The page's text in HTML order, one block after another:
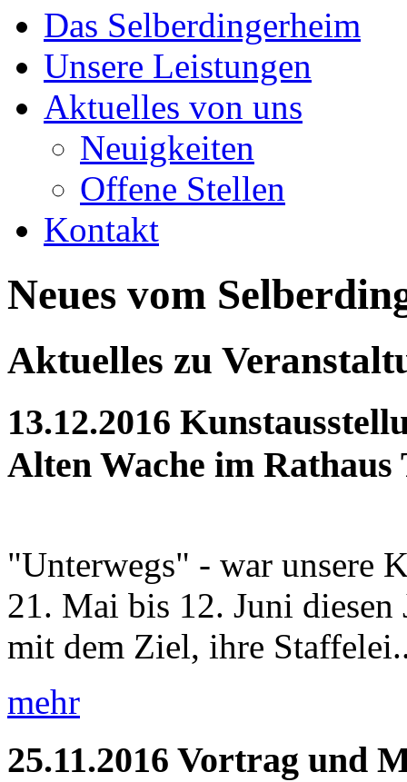
Das Selberdingerheim
Unsere Leistungen
Aktuelles von uns
Neuigkeiten
Offene Stellen
Kontakt
Neues vom
Aktuelles zu
13.12.2016
Alten Wache im Rathaus
"Unterwegs" - war unsere
21. Mai bis 12. Juni
mit dem Ziel, ihre
mehr
25.11.2016 Vortrag und